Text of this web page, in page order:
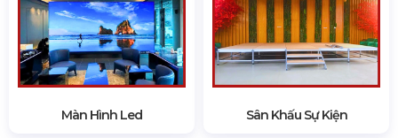
Màn Hình Led Sân Khấu Sự Kiện